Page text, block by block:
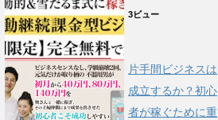
3ビュー
片手間ビジネスは
成立するか？初心
者が稼ぐために重